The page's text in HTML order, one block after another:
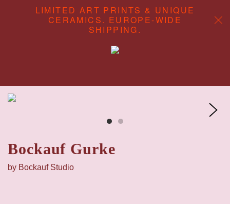
LIMITED ART PRINTS & UNIQUE
CERAMICS. EUROPE-WIDE
SHIPPING.
CONTENT STUDIO
Bockauf Gurke
by Bockauf Studio